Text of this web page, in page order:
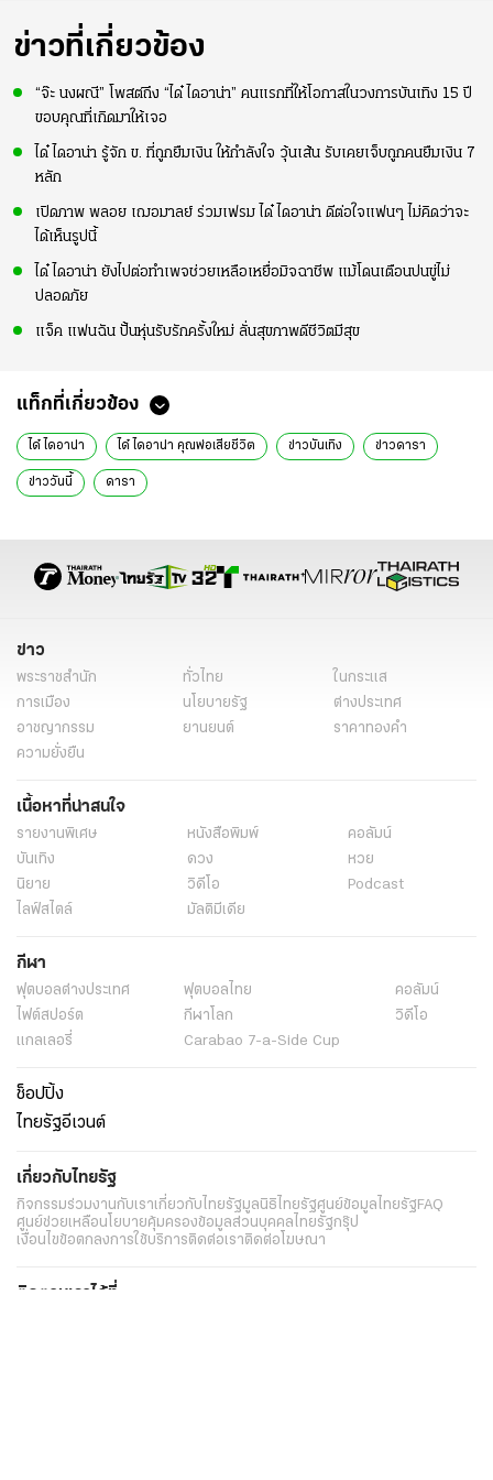
ข่าวที่เกี่ยวข้อง
“จ๊ะ นงผณี” โพสต์ถึง “ได๋ ไดอาน่า” คนแรกที่ให้โอกาสในวงการบันเทิง 15 ปี
ขอบคุณที่เกิดมาให้เจอ
ได๋ ไดอาน่า รู้จัก ข. ที่ถูกยืมเงิน ให้กำลังใจ วุ้นเส้น รับเคยเจ็บถูกคนยืมเงิน 7
หลัก
เปิดภาพ พลอย เฌอมาลย์ ร่วมเฟรม ได๋ ไดอาน่า ดีต่อใจแฟนๆ ไม่คิดว่าจะ
ได้เห็นรูปนี้
ได๋ ไดอาน่า ยังไปต่อทำเพจช่วยเหลือเหยื่อมิจฉาชีพ แม้โดนเตือนปนขู่ไม่
ปลอดภัย
แจ็ค แฟนฉัน ปั้นหุ่นรับรักครั้งใหม่ ลั่นสุขภาพดีชีวิตมีสุข
แท็กที่เกี่ยวข้อง
ได๋ ไดอาน่า ได๋ ไดอาน่า คุณพ่อเสียชีวิต ข่าวบันเทิง ข่าวดารา
ข่าววันนี้ ดารา
ข่าว
พระราชสำนัก ทั่วไทย
ในกระแส
การเมือง
นโยบายรัฐ
ต่างประเทศ
อาชญากรรม
ยานยนต์
ราคาทองคำ
ความยั่งยืน
เนื้อหาที่น่าสนใจ
รายงานพิเศษ หนังสือพิมพ์
คอลัมน์
บันเทิง
ดวง
หวย
นิยาย
วิดีโอ
Podcast
ไลฟ์สไตล์
มัลติมีเดีย
กีฬา
ฟุตบอลต่่างประเทศ ฟุตบอลไทย
คอลัมน์
ไฟต์สปอร์ต
กีฬาโลก
วิดีโอ
แกลเลอรี่
Carabao 7-a-Side Cup
ช็อปปิ้ง
ไทยรัฐอีเวนต์
เกี่ยวกับไทยรัฐ
กิจกรรมร่วมงานกับเราเกี่ยวกับไทยรัฐมูลนิธิไทยรัฐศูนย์ข้อมูลไทยรัฐFAQ
ศูนย์ช่วยเหลือนโยบายคุ้มครองข้อมูลส่วนบุคคลไทยรัฐกรุ๊ป
เงื่อนไขข้อตกลงการใช้บริการติดต่อเราติดต่อโฆษณา
ติดตามเราได้ที่